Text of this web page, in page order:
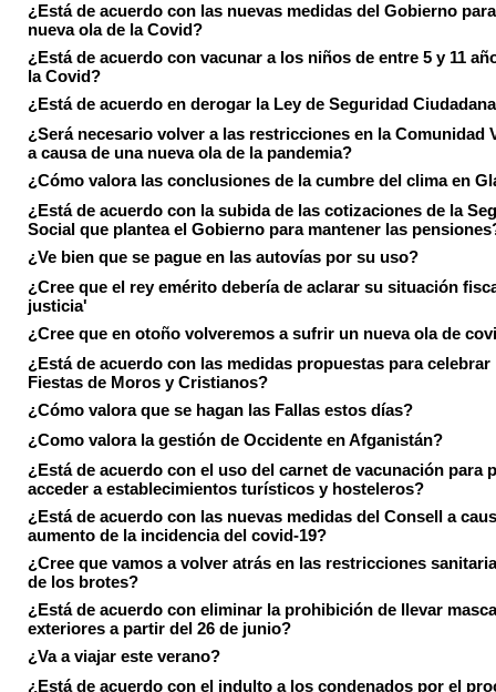
¿Está de acuerdo con las nuevas medidas del Gobierno
nueva ola de la Covid?
¿Está de acuerdo con vacunar a los niños de entre 5 y 11
la Covid?
¿Está de acuerdo en derogar la Ley de Seguridad
¿Será necesario volver a las restricciones en la Comunidad
a causa de una nueva ola de la pandemia?
¿Cómo valora las conclusiones de la cumbre del clima en
¿Está de acuerdo con la subida de las cotizaciones de la
Social que plantea el Gobierno para mantener las
¿Ve bien que se pague en las autovías por su uso?
¿Cree que el rey emérito debería de aclarar su situación
justicia'
¿Cree que en otoño volveremos a sufrir un nueva ola de
¿Está de acuerdo con las medidas propuestas para celebrar
Fiestas de Moros y Cristianos?
¿Cómo valora que se hagan las Fallas estos días?
¿Como valora la gestión de Occidente en Afganistán?
¿Está de acuerdo con el uso del carnet de vacunación para
acceder a establecimientos turísticos y hosteleros?
¿Está de acuerdo con las nuevas medidas del Consell a
aumento de la incidencia del covid-19?
¿Cree que vamos a volver atrás en las restricciones
de los brotes?
¿Está de acuerdo con eliminar la prohibición de llevar
exteriores a partir del 26 de junio?
¿Va a viajar este verano?
¿Está de acuerdo con el indulto a los condenados por el